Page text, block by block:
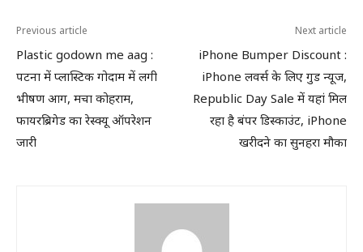
Previous article
Plastic godown me aag :
पटना में प्लास्टिक गोदाम में लगी
भीषण आग, मचा कोहराम,
फायरब्रिगेड का रेस्क्यू ऑपरेशन
जारी
Next article
iPhone Bumper Discount :
iPhone लवर्स के लिए गुड न्यूज,
Republic Day Sale में यहां मिल
रहा है बंपर डिस्काउंट, iPhone
खरीदने का सुनहरा मौका